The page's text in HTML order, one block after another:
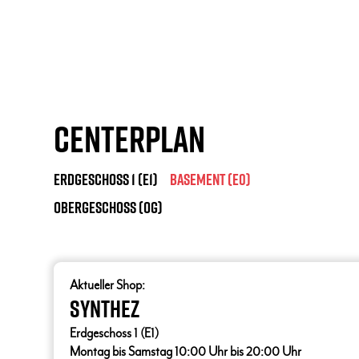
Centerplan
Erdgeschoss 1 (E1)
Basement (E0)
Obergeschoss (OG)
Aktueller Shop:
Synthez
Erdgeschoss 1 (E1)
Montag bis Samstag 10:00 Uhr bis 20:00 Uhr